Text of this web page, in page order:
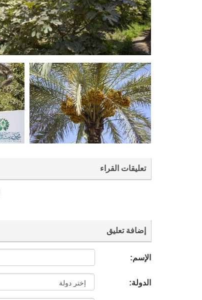
تعليقات القراء
إضافة تعليق
الإسم:
الدولة: